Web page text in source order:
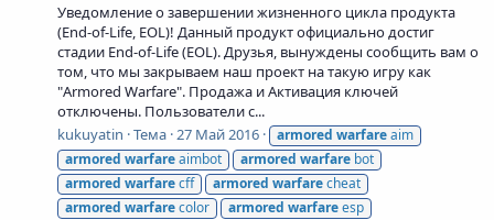
Уведомление о завершении жизненного цикла продукта
(End-of-Life, EOL)! Данный продукт официально достиг
стадии End-of-Life (EOL). Друзья, вынуждены сообщить вам о
том, что мы закрываем наш проект на такую игру как
"Armored Warfare". Продажа и Активация ключей
отключены. Пользователи с...
kukuyatin Тема 27 Май 2016 armored warfareaim
armored warfareaimbot armored warfare bot
armored warfarecff armored warfarecheat
armored warfarecolor armored warfareesp